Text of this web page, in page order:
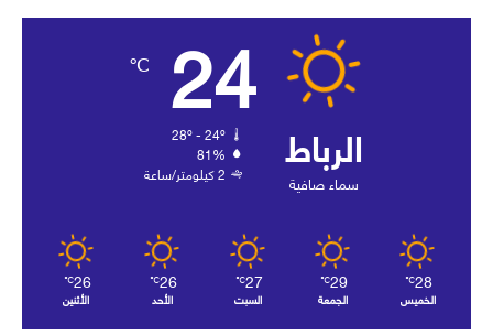
الرباط
سماء صافية
24
℃
28º - 24º
81%
2 كيلومتر/ساعة
28
℃
الخميس
29
℃
الجمعة
27
℃
السبت
26
℃
الأحد
26
℃
الأثنين